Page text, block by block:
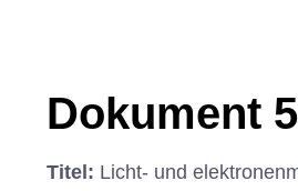
Dokument
Titel: Licht- und